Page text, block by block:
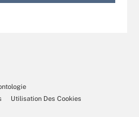
Utilisation Des Cookies